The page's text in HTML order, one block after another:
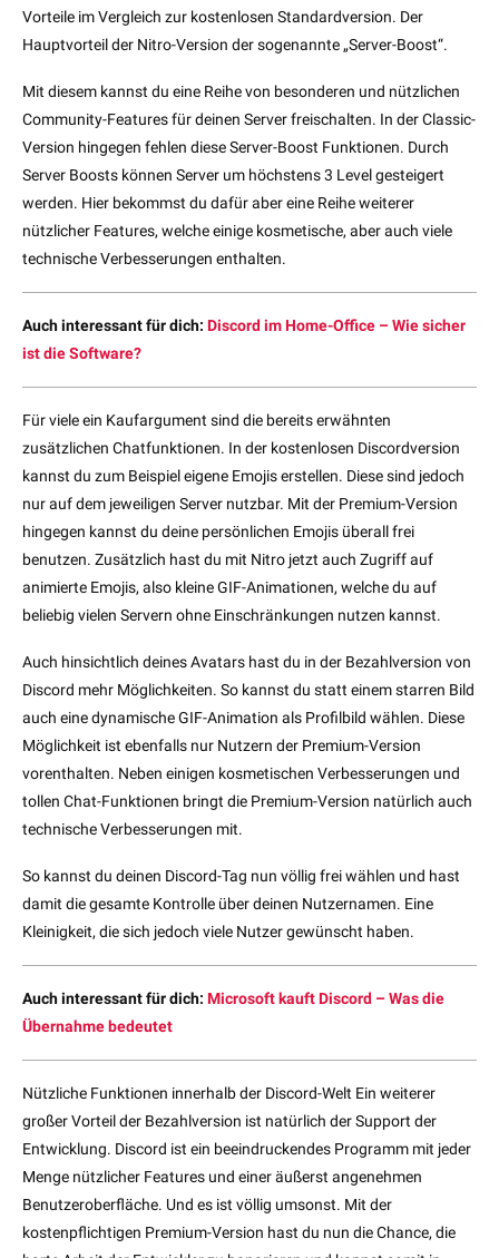
Vorteile im Vergleich zur kostenlosen Standardversion. Der
Hauptvorteil der Nitro-Version der sogenannte „Server-Boost“.
Mit diesem kannst du eine Reihe von besonderen und nützlichen
Community-Features für deinen Server freischalten. In der Classic-
Version hingegen fehlen diese Server-Boost Funktionen. Durch
Server Boosts können Server um höchstens 3 Level gesteigert
werden. Hier bekommst du dafür aber eine Reihe weiterer
nützlicher Features, welche einige kosmetische, aber auch viele
technische Verbesserungen enthalten.
Auch interessant für dich: Discord im Home-Office – Wie sicher
ist die Software?
Für viele ein Kaufargument sind die bereits erwähnten
zusätzlichen Chatfunktionen. In der kostenlosen Discordversion
kannst du zum Beispiel eigene Emojis erstellen. Diese sind jedoch
nur auf dem jeweiligen Server nutzbar. Mit der Premium-Version
hingegen kannst du deine persönlichen Emojis überall frei
benutzen. Zusätzlich hast du mit Nitro jetzt auch Zugriff auf
animierte Emojis, also kleine GIF-Animationen, welche du auf
beliebig vielen Servern ohne Einschränkungen nutzen kannst.
Auch hinsichtlich deines Avatars hast du in der Bezahlversion von
Discord mehr Möglichkeiten. So kannst du statt einem starren Bild
auch eine dynamische GIF-Animation als Profilbild wählen. Diese
Möglichkeit ist ebenfalls nur Nutzern der Premium-Version
vorenthalten. Neben einigen kosmetischen Verbesserungen und
tollen Chat-Funktionen bringt die Premium-Version natürlich auch
technische Verbesserungen mit.
So kannst du deinen Discord-Tag nun völlig frei wählen und hast
damit die gesamte Kontrolle über deinen Nutzernamen. Eine
Kleinigkeit, die sich jedoch viele Nutzer gewünscht haben.
Auch interessant für dich: Microsoft kauft Discord – Was die
Übernahme bedeutet
Nützliche Funktionen innerhalb der Discord-Welt Ein weiterer
großer Vorteil der Bezahlversion ist natürlich der Support der
Entwicklung. Discord ist ein beeindruckendes Programm mit jeder
Menge nützlicher Features und einer äußerst angenehmen
Benutzeroberfläche. Und es ist völlig umsonst. Mit der
kostenpflichtigen Premium-Version hast du nun die Chance, die